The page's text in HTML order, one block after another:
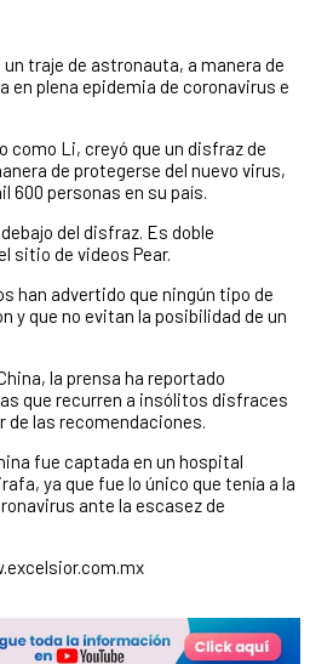
traje de astronauta, a manera de
en plena epidemia de coronavirus e
como Li, creyó que un disfraz de
de protegerse del nuevo virus,
600 personas en su país.
del disfraz. Es doble
sitio de videos Pear.
han advertido que ningún tipo de
y que no evitan la posibilidad de un
la prensa ha reportado
que recurren a insólitos disfraces
de las recomendaciones.
fue captada en un hospital
ya que fue lo único que tenía a la
ante la escasez de